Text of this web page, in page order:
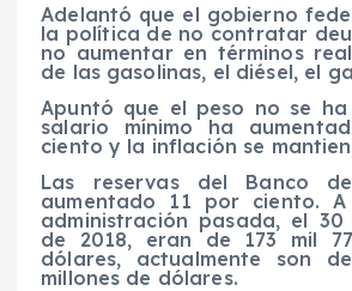
Adelantó que el gobierno
la política de no contratar
no aumentar en términos
de las gasolinas, el diésel, el
Apuntó que el peso no se
salario mínimo ha
ciento y la inflación se
Las reservas del Banco
aumentado 11 por ciento.
administración pasada, el 30
de 2018, eran de 173 mil
dólares, actualmente son
millones de dólares.